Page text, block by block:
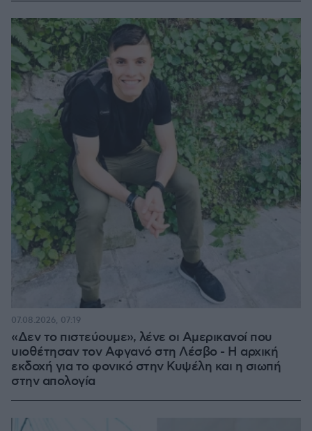
«Δεν το πιστεύουμε», λένε οι Αμερικανοί που
υιοθέτησαν τον Αφγανό στη Λέσβο - Η αρχική
εκδοχή για το φονικό στην Κυψέλη και η σιωπή
στην απολογία
07.08.2026, 07:19